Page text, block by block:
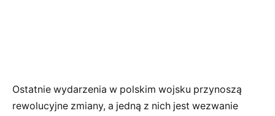
Ostatnie wydarzenia w polskim wojsku przynoszą
rewolucyjne zmiany, a jedną z nich jest wezwanie